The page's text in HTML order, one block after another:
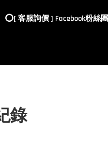
⭕️[ 客服詢價 ] Facebook粉絲團
錄